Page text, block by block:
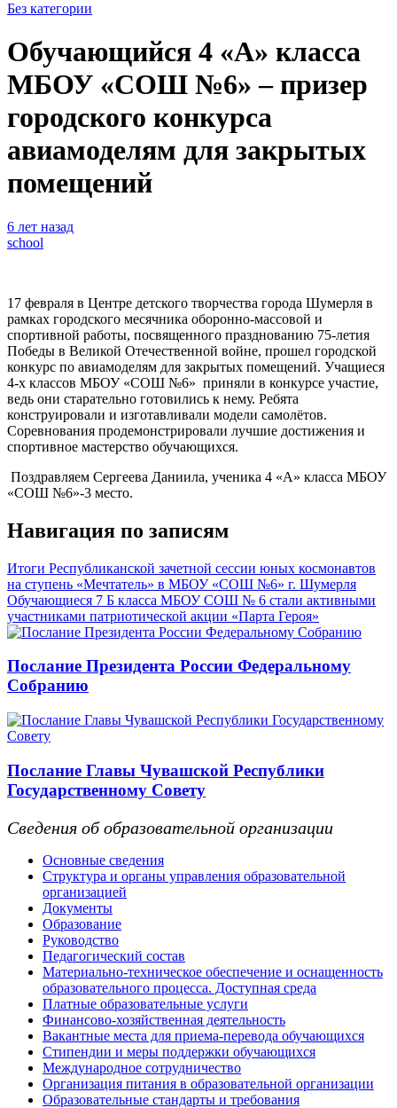
Без категории
Обучающийся 4 «А» класса
МБОУ «СОШ №6» – призер
городского конкурса
авиамоделям для закрытых
помещений
6 лет назад
school
17 февраля в Центре детского творчества города Шумерля в
рамках городского месячника оборонно-массовой и
спортивной работы, посвященного празднованию 75-летия
Победы в Великой Отечественной войне, прошел городской
конкурс по авиамоделям для закрытых помещений. Учащиеся
4-х классов МБОУ «СОШ №6» приняли в конкурсе участие,
ведь они старательно готовились к нему. Ребята
конструировали и изготавливали модели самолётов.
Соревнования продемонстрировали лучшие достижения и
спортивное мастерство обучающихся.
Поздравляем Сергеева Даниила, ученика 4 «А» класса МБОУ
«СОШ №6»-3 место.
Навигация по записям
Итоги Республиканской зачетной сессии юных космонавтов
на ступень «Мечтатель» в МБОУ «СОШ №6» г. Шумерля
Обучающиеся 7 Б класса МБОУ СОШ № 6 стали активными
участниками патриотической акции «Парта Героя»
Послание Президента России Федеральному
Собранию
Послание Главы Чувашской Республики
Государственному Совету
Сведения об образовательной организации
Основные сведения
Структура и органы управления образовательной
организацией
Документы
Образование
Руководство
Педагогический состав
Материально-техническое обеспечение и оснащенность
образовательного процесса. Доступная среда
Платные образовательные услуги
Финансово-хозяйственная деятельность
Вакантные места для приема-перевода обучающихся
Стипендии и меры поддержки обучающихся
Международное сотрудничество
Организация питания в образовательной организации
Образовательные стандарты и требования